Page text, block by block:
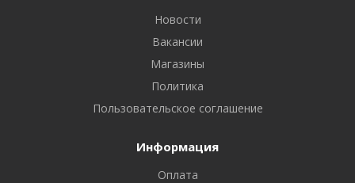
Новости
Вакансии
Магазины
Политика
Пользовательское соглашение
Информация
Оплата